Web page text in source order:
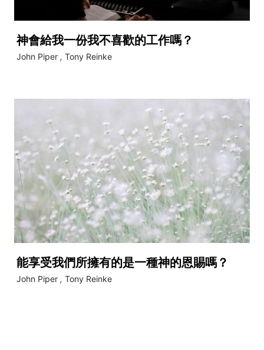
神會給我一份我不喜歡的工作嗎？
John Piper , Tony Reinke
能享受我們所擁有的是一種神的恩賜嗎？
John Piper , Tony Reinke